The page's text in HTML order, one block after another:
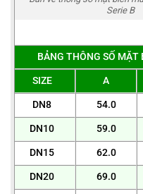
Serie B
BẢNG THÔNG SỐ MẶT
SIZE
A
DN8
54.0
DN10
59.0
DN15
62.0
DN20
69.0